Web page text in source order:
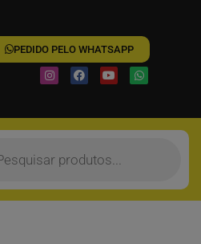
PEDIDO PELO WHATSAPP